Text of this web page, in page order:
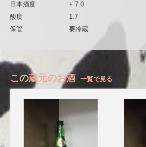
日本酒度
+ 7.0
酸度
1.7
保管
要冷蔵
この蔵元のお酒 一覧で見る